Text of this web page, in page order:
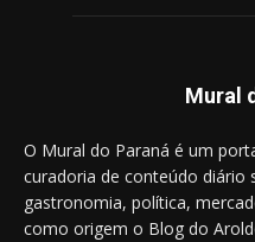
Mural
O Mural do Paraná é um
curadoria de conteúdo diário
gastronomia, política,
como origem o Blog do